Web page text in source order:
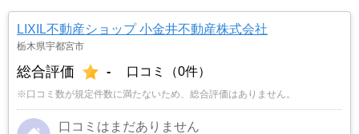
LIXIL不動産ショップ 小金井不動産株式会社
栃木県宇都宮市
総合評価 - 口コミ（0件）
※口コミ数が規定件数に満たないため、総合評価はありません。
口コミはまだありません